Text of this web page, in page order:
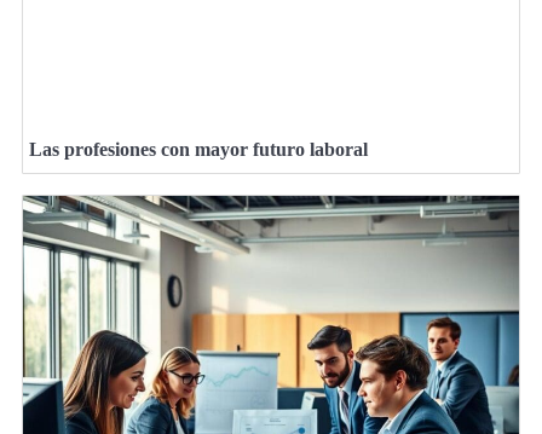
Las profesiones con mayor futuro laboral